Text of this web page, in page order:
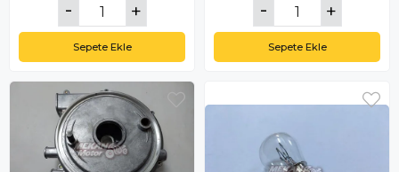
Sepete Ekle Sepete Ekle